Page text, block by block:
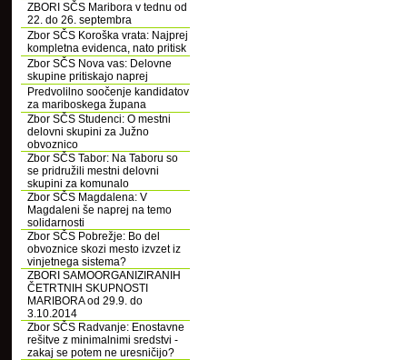
ZBORI SČS Maribora v tednu od
22. do 26. septembra
Zbor SČS Koroška vrata: Najprej
kompletna evidenca, nato pritisk
Zbor SČS Nova vas: Delovne
skupine pritiskajo naprej
Predvolilno soočenje kandidatov
za mariboskega župana
Zbor SČS Studenci: O mestni
delovni skupini za Južno
obvoznico
Zbor SČS Tabor: Na Taboru so
se pridružili mestni delovni
skupini za komunalo
Zbor SČS Magdalena: V
Magdaleni še naprej na temo
solidarnosti
Zbor SČS Pobrežje: Bo del
obvoznice skozi mesto izvzet iz
vinjetnega sistema?
ZBORI SAMOORGANIZIRANIH
ČETRTNIH SKUPNOSTI
MARIBORA od 29.9. do
3.10.2014
Zbor SČS Radvanje: Enostavne
rešitve z minimalnimi sredstvi -
zakaj se potem ne uresničijo?